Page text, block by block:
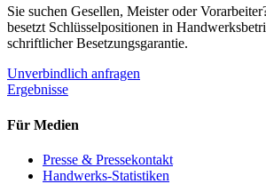
Sie suchen Gesellen, Meister oder
besetzt Schlüsselpositionen in
schriftlicher Besetzungsgarantie.
Unverbindlich anfragen
Ergebnisse
Für Medien
Presse & Pressekontakt
Handwerks-Statistiken